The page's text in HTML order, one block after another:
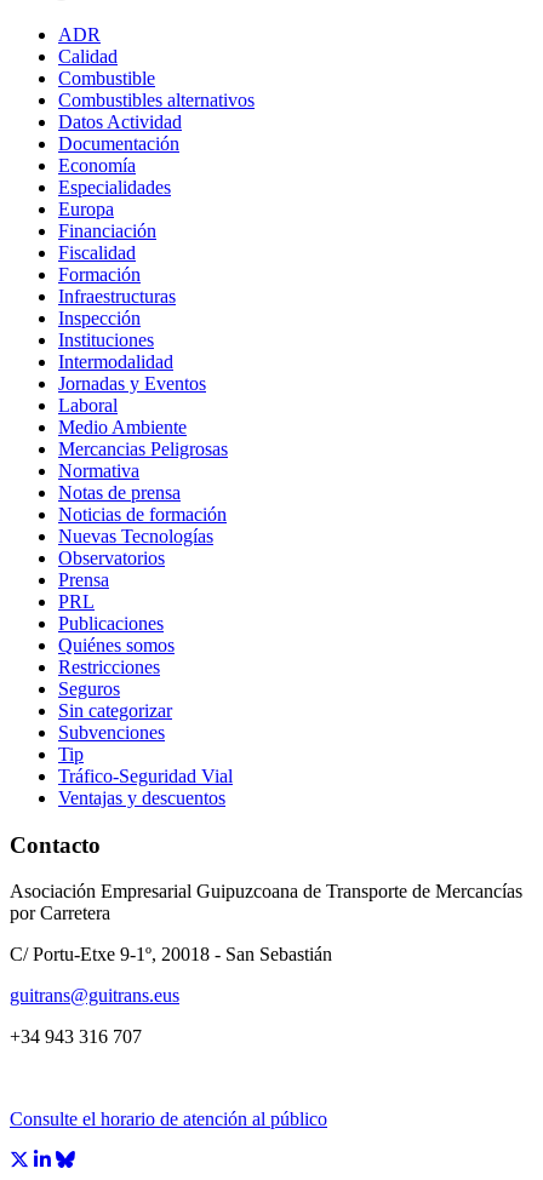
ADR
Calidad
Combustible
Combustibles alternativos
Datos Actividad
Documentación
Economía
Especialidades
Europa
Financiación
Fiscalidad
Formación
Infraestructuras
Inspección
Instituciones
Intermodalidad
Jornadas y Eventos
Laboral
Medio Ambiente
Mercancias Peligrosas
Normativa
Notas de prensa
Noticias de formación
Nuevas Tecnologías
Observatorios
Prensa
PRL
Publicaciones
Quiénes somos
Restricciones
Seguros
Sin categorizar
Subvenciones
Tip
Tráfico-Seguridad Vial
Ventajas y descuentos
Contacto
Asociación Empresarial Guipuzcoana de Transporte de Mercancías
por Carretera
C/ Portu-Etxe 9-1º, 20018 - San Sebastián
guitrans@guitrans.eus
+34 943 316 707
Consulte el horario de atención al público